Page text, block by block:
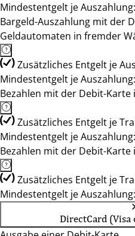
Mindestentgelt je
Bargeld-Auszahlung mit der
Geldautomaten in fremder
Zusätzliches Entgelt je
Mindestentgelt je
Bezahlen mit der Debit-Karte
Zusätzliches Entgelt je
Mindestentgelt je
Bezahlen mit der Debit-
Zusätzliches Entgelt je
Mindestentgelt je
DirectCard (Visa